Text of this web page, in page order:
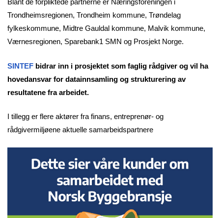
Blant de forpliktede partnerne er Næringsforeningen i
Trondheimsregionen, Trondheim kommune, Trøndelag
fylkeskommune, Midtre Gauldal kommune, Malvik kommune,
Værnesregionen, Sparebank1 SMN og Prosjekt Norge.
SINTEF bidrar inn i prosjektet som faglig rådgiver og vil ha
hovedansvar for datainnsamling og strukturering av
resultatene fra arbeidet.
I tillegg er flere aktører fra finans, entreprenør- og
rådgivermiljøene aktuelle samarbeidspartnere